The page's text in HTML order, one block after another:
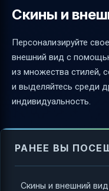
Скины и
Персонализируйте
внешний вид с
из множества стилей,
и выделяйтесь среди
индивидуальность.
РАНЕЕ ВЫ
Скины и внешний вид